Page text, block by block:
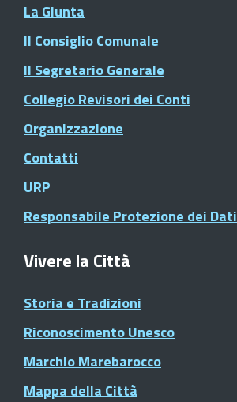
La Giunta
Il Consiglio Comunale
Il Segretario Generale
Collegio Revisori dei Conti
Organizzazione
Contatti
URP
Responsabile Protezione dei Dati
Vivere la Città
Storia e Tradizioni
Riconoscimento Unesco
Marchio Marebarocco
Mappa della Città